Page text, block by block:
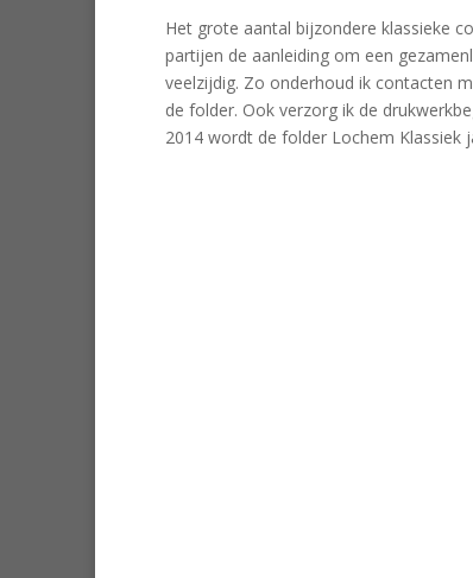
Het grote aantal bijzondere klassieke
partijen de aanleiding om een
veelzijdig. Zo onderhoud ik contacten
de folder. Ook verzorg ik de
2014 wordt de folder Lochem Klassiek